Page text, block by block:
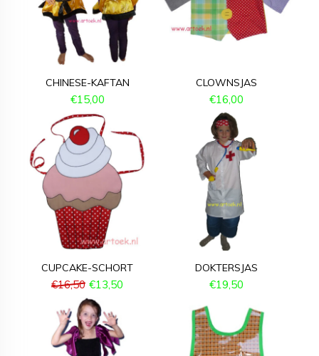
CHINESE-KAFTAN
€15,00
CLOWNSJAS
€16,00
CUPCAKE-SCHORT
€16,50 €13,50
DOKTERSJAS
€19,50